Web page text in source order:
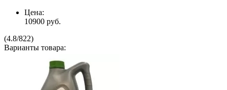
Цена:
10900 руб.
(4.8/822)
Варианты товара: